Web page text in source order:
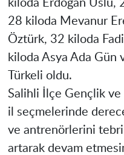
kiloda Erdoğan Uslu,
28 kiloda Mevanur
Öztürk, 32 kiloda
kiloda Asya Ada Gün
Türkeli oldu.
Salihli İlçe Gençlik
il seçmelerinde
ve antrenörlerini
artarak devam